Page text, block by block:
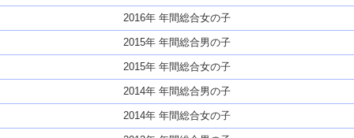
2016年 年間総合女の子
2015年 年間総合男の子
2015年 年間総合女の子
2014年 年間総合男の子
2014年 年間総合女の子